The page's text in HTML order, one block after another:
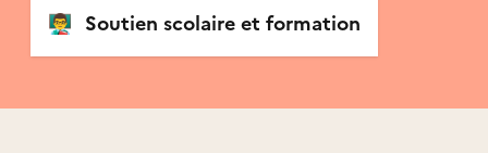
👨‍🏫 Soutien scolaire et formation